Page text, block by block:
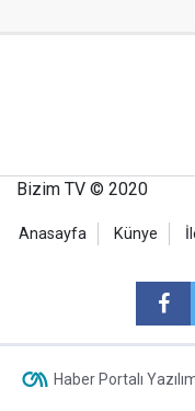
Bizim TV © 2020
Anasayfa Künye
Haber Portalı